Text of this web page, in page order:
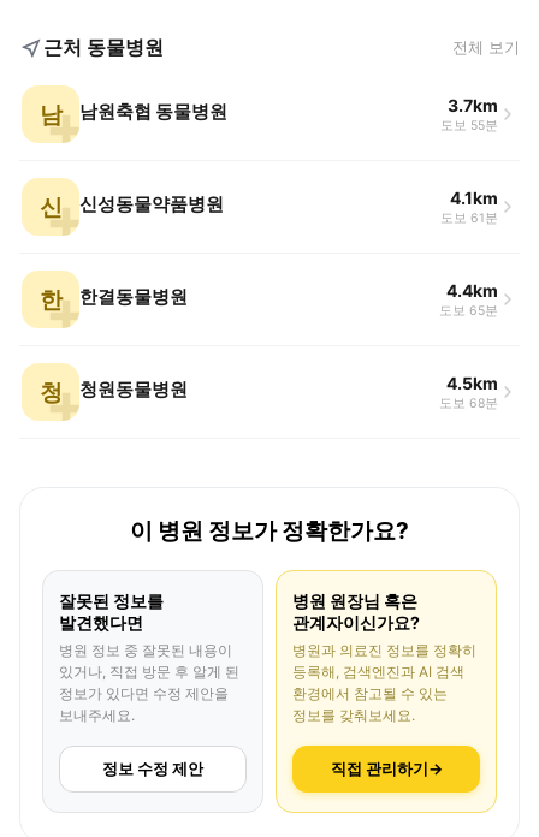
근처 동물병원 전체 보기
남 남원축협 동물병원 3.7km
도보 55분
신 신성동물약품병원 4.1km
도보 61분
한 한결동물병원 4.4km
도보 65분
청 청원동물병원 4.5km
도보 68분
이 병원 정보가 정확한가요?
잘못된 정보를
발견했다면
병원 정보 중 잘못된 내용이
있거나, 직접 방문 후 알게 된
정보가 있다면 수정 제안을
보내주세요.
정보 수정 제안
병원 원장님 혹은
관계자이신가요?
병원과 의료진 정보를 정확히
등록해, 검색엔진과 AI 검색
환경에서 참고될 수 있는
정보를 갖춰보세요.
직접 관리하기→